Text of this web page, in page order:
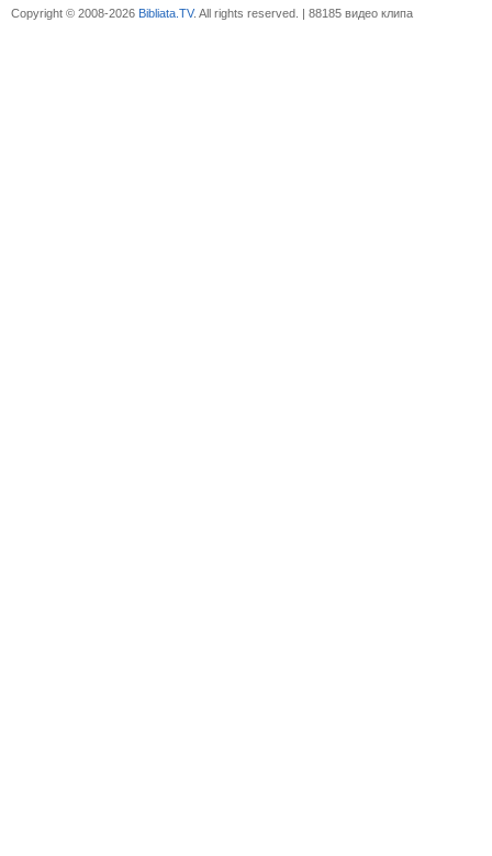
Copyright © 2008-2026 Bibliata.TV. All rights reserved. | 88185 видео клипа